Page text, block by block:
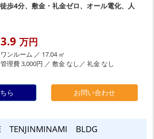
歩4分、敷金・礼金ゼロ、オール電化、人
3.9 万円
ワンルーム ／ 17.04 ㎡
管理費 3,000円 ／ 敷金 なし／ 礼金 なし
ら お問い合わせ
TENJINMINAMI BLDG